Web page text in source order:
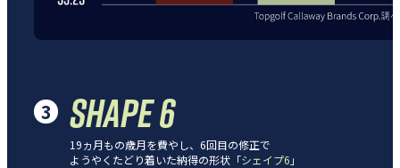
3 SHAPE 6
19ヵ月もの歳月を費やし、6回目の修正で
ようやくたどり着いた納得の形状「シェイプ6 」